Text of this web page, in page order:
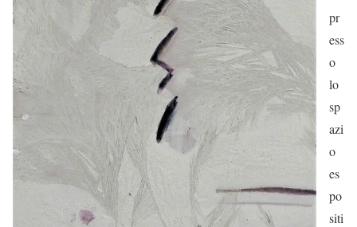
pr
ess
o
lo
sp
azi
o
es
po
siti